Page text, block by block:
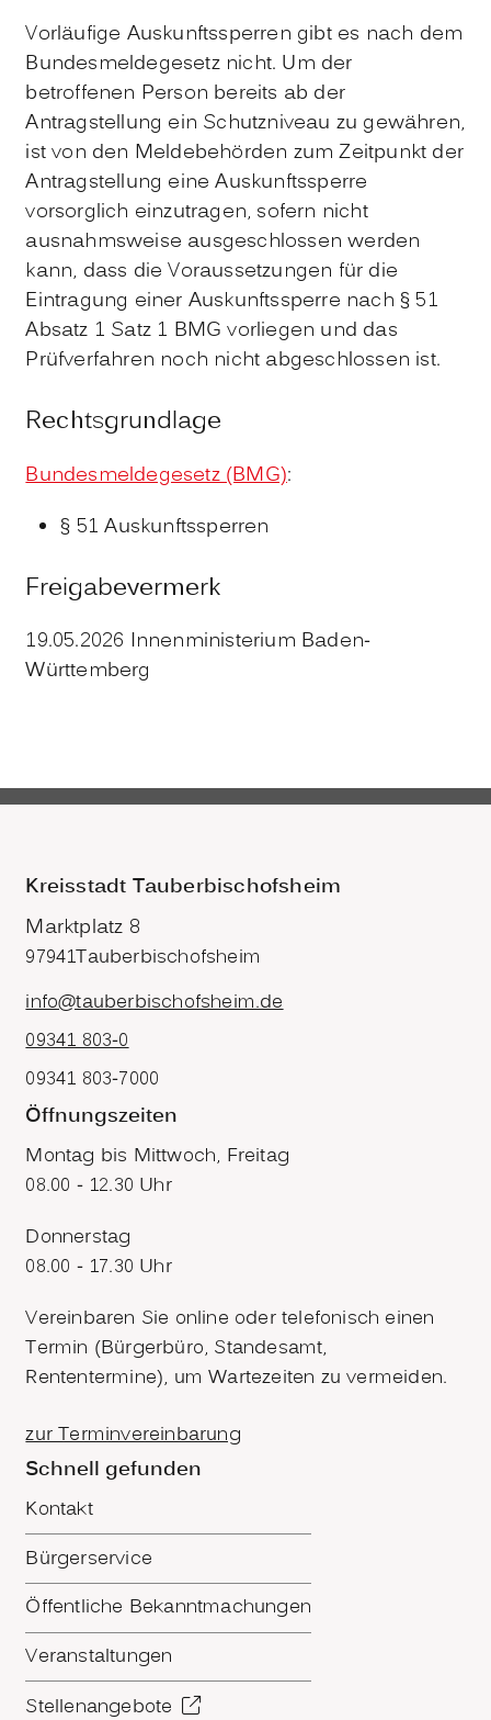
Vorläufige Auskunftssperren gibt es nach dem
Bundesmeldegesetz nicht. Um der
betroffenen Person bereits ab der
Antragstellung ein Schutzniveau zu gewähren,
ist von den Meldebehörden zum Zeitpunkt der
Antragstellung eine Auskunftssperre
vorsorglich einzutragen, sofern nicht
ausnahmsweise ausgeschlossen werden
kann, dass die Voraussetzungen für die
Eintragung einer Auskunftssperre nach § 51
Absatz 1 Satz 1 BMG vorliegen und das
Prüfverfahren noch nicht abgeschlossen ist.
Rechtsgrundlage
Bundesmeldegesetz (BMG):
§ 51 Auskunftssperren
Freigabevermerk
19.05.2026 Innenministerium Baden-
Württemberg
Kreisstadt Tauberbischofsheim
Marktplatz 8
97941Tauberbischofsheim
info@tauberbischofsheim.de
09341 803-0
09341 803-7000
Öffnungszeiten
Montag bis Mittwoch, Freitag
08.00 - 12.30 Uhr
Donnerstag
08.00 - 17.30 Uhr
Vereinbaren Sie online oder telefonisch einen
Termin (Bürgerbüro, Standesamt,
Rententermine), um Wartezeiten zu vermeiden.
zur Terminvereinbarung
Schnell gefunden
Kontakt
Bürgerservice
Öffentliche Bekanntmachungen
Veranstaltungen
Stellenangebote